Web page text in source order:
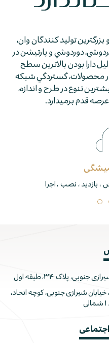
توليد كنندگان وان،
دوردوشي و پارتيشن در
دارا بودن بالاترين سطح
در محصولات، گستردگي شبكه
تنوع در طرح و اندازه،
عرصه قدم برمي­دارد.
بازدید ، نصب ، اجرا
پلاک ۳۴، طبقه اول
خیابان شیرازی جنوبی، کوچه اتحاد،